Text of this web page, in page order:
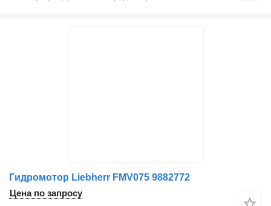
Гидромотор Liebherr FMV075 9882772
Цена по запросу